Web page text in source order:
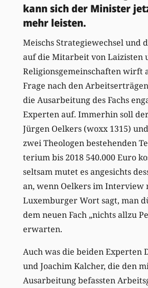
kann sich der Minister
mehr leisten.
Meischs Strategiewechsel und
auf die Mitarbeit von Laizisten
Religionsgemeinschaften wirft
Frage nach den
die Ausarbeitung des Fachs
Experten auf. Immerhin soll
Jürgen Oelkers (woxx 1315)
zwei Theologen bestehenden
terium bis 2018 540.000 Euro
seltsam mutet es angesichts
an, wenn Oelkers im Interview
Luxemburger Wort sagt, man
dem neuen Fach „nichts allzu
erwarten.
Auch was die beiden Experten
und Joachim Kalcher, die den
Ausarbeitung befassten